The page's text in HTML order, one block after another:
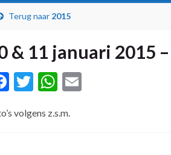
Terug naar 2015
& 11 januari 2015
Facebook
TwitterWhatsApp
volgens z.s.m.